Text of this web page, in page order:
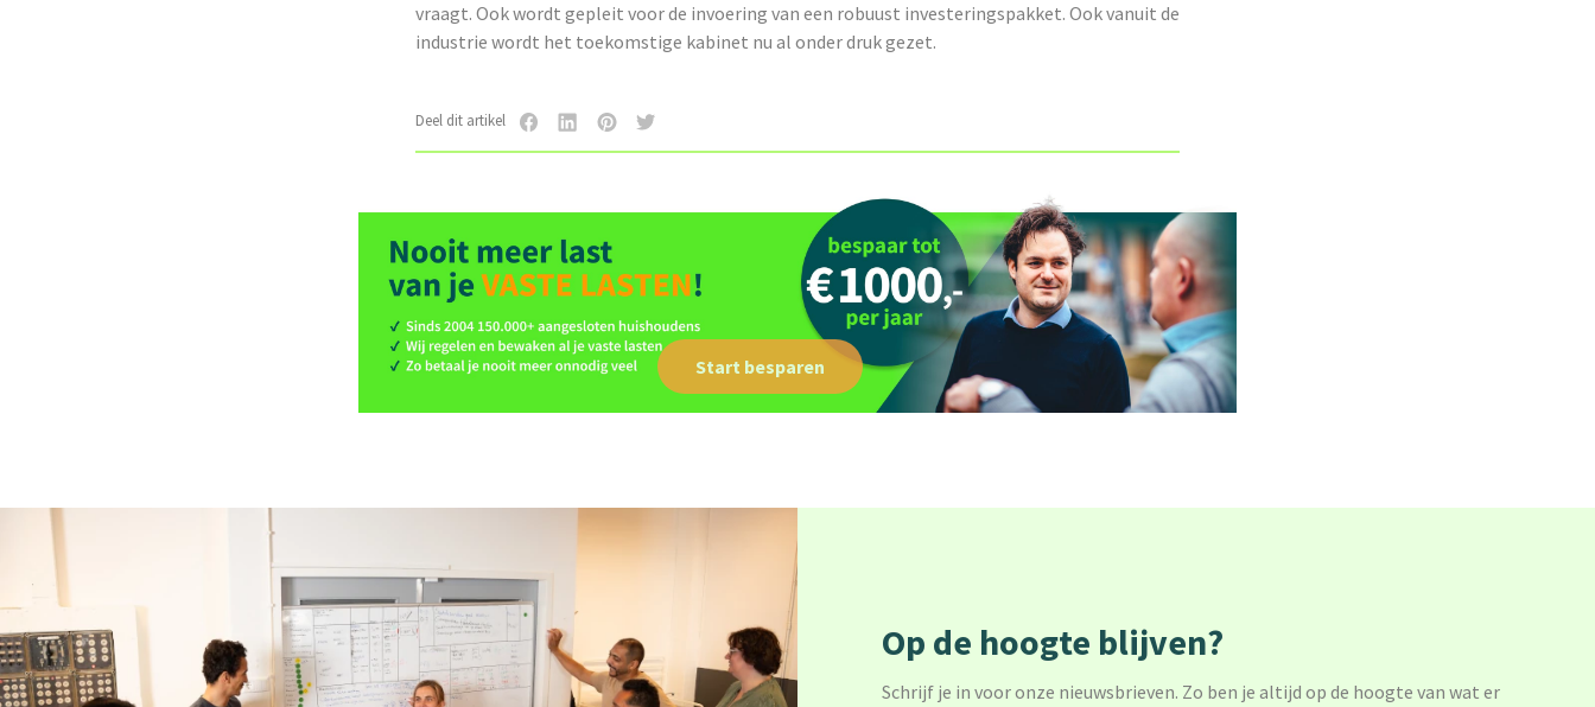
vraagt. Ook wordt gepleit voor de invoering van een robuust investeringspakket. Ook vanuit de
industrie wordt het toekomstige kabinet nu al onder druk gezet.
Deel dit artikel
Start besparen
Op de hoogte blijven?
Schrijf je in voor onze nieuwsbrieven. Zo ben je altijd op de hoogte van wat er